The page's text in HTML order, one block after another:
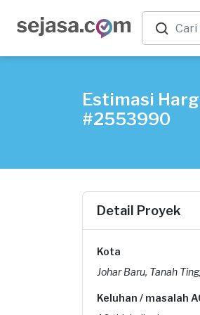
Estimasi
#2553990
Detail Proyek
Kota
Johar Baru, Tanah
Keluhan / masalah